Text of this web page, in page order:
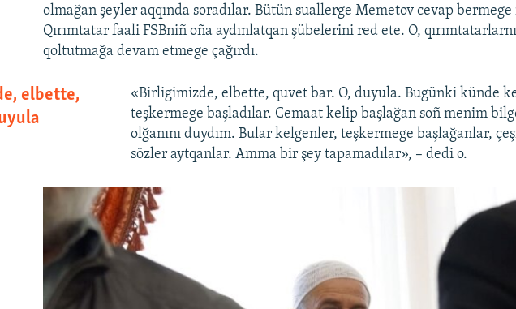
olmağan şeyler aqqında soradılar. Bütün suallerge Memetov cevap bermege
Qırımtatar faali FSBniñ oña aydınlatqan şübelerini red ete. O,
qoltutmağa devam etmege çağırdı.
elbette,
«Birligimizde, elbette, quvet bar. O, duyula. Bugünki künde
teşkermege başladılar. Cemaat kelip başlağan soñ menim
olğanını duydım. Bular kelgenler, teşkermege başlağanlar,
sözler aytqanlar. Amma bir şey tapamadılar», – dedi o.